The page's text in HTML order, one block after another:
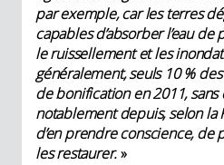
par exemple, car les terres
capables d’absorber l’eau
le ruissellement et les
généralement, seuls 10 %
de bonification en 2011, sans
notablement depuis, selon la
d’en prendre conscience, de
les restaurer.»